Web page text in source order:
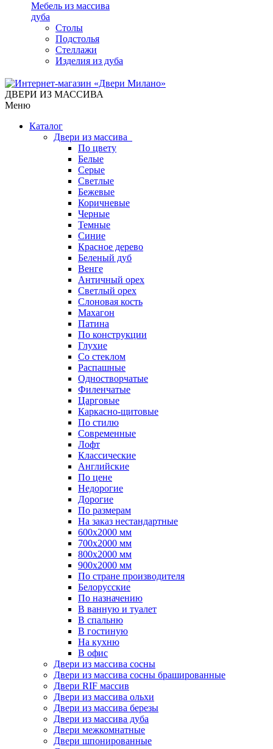
Мебель из массива
дуба
Столы
Подстолья
Стеллажи
Изделия из дуба
ДВЕРИ ИЗ МАССИВА
Меню
Каталог
Двери из массива
По цвету
Белые
Серые
Светлые
Бежевые
Коричневые
Черные
Темные
Синие
Красное дерево
Беленый дуб
Венге
Античный орех
Светлый орех
Слоновая кость
Махагон
Патина
По конструкции
Глухие
Со стеклом
Распашные
Одностворчатые
Филенчатые
Царговые
Каркасно-щитовые
По стилю
Современные
Лофт
Классические
Английские
По цене
Недорогие
Дорогие
По размерам
На заказ нестандартные
600х2000 мм
700х2000 мм
800х2000 мм
900х2000 мм
По стране производителя
Белорусские
По назначению
В ванную и туалет
В спальню
В гостиную
На кухню
В офис
Двери из массива сосны
Двери из массива сосны брашированные
Двери RIF массив
Двери из массива ольхи
Двери из массива березы
Двери из массива дуба
Двери межкомнатные
Двери шпонированные